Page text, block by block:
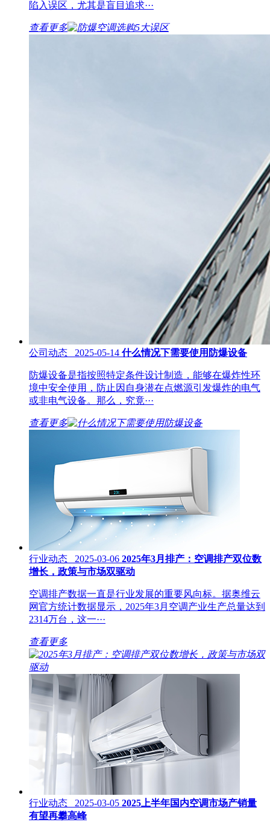
陷入误区，尤其是盲目追求···
查看更多
公司动态 2025-05-14 什么情况下需要使用防爆设备
防爆设备是指按照特定条件设计制造，能够在爆炸性环
境中安全使用，防止因自身潜在点燃源引发爆炸的电气
或非电气设备。那么，究竟···
查看更多
行业动态 2025-03-06 2025年3月排产：空调排产双位数
增长，政策与市场双驱动
空调排产数据一直是行业发展的重要风向标。据奥维云
网官方统计数据显示，2025年3月空调产业生产总量达到
2314万台，这一···
查看更多
行业动态 2025-03-05 2025上半年国内空调市场产销量
有望再攀高峰